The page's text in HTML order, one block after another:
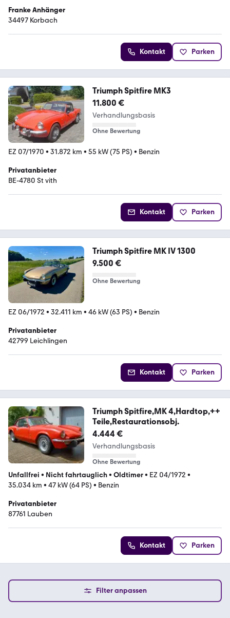
Franke Anhänger
34497 Korbach
Kontakt Parken
Triumph Spitfire MK3
11.800 €
Verhandlungsbasis
Ohne Bewertung
EZ 07/1970 • 31.872 km • 55 kW (75 PS) • Benzin
Privatanbieter
BE-4780 St vith
Kontakt Parken
Triumph Spitfire MK IV 1300
9.500 €
Ohne Bewertung
EZ 06/1972 • 32.411 km • 46 kW (63 PS) • Benzin
Privatanbieter
42799 Leichlingen
Kontakt Parken
Triumph Spitfire,MK 4,Hardtop,++
Teile,Restaurationsobj.
4.444 €
Verhandlungsbasis
Ohne Bewertung
Unfallfrei • Nicht fahrtauglich• Oldtimer• EZ 04/1972 •
35.034 km • 47 kW (64 PS) • Benzin
Privatanbieter
87761 Lauben
Kontakt Parken
Filter anpassen